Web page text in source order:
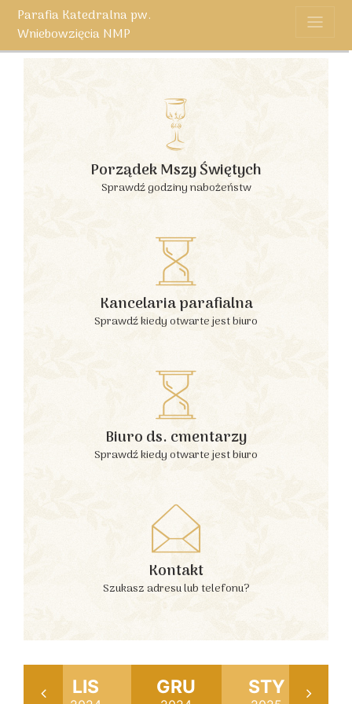
Parafia Katedralna pw.
Wniebowzięcia NMP
Porządek Mszy Świętych
Sprawdź godziny nabożeństw
Kancelaria parafialna
Sprawdź kiedy otwarte jest biuro
Biuro ds. cmentarzy
Sprawdź kiedy otwarte jest biuro
Kontakt
Szukasz adresu lub telefonu?
LIS GRU STY